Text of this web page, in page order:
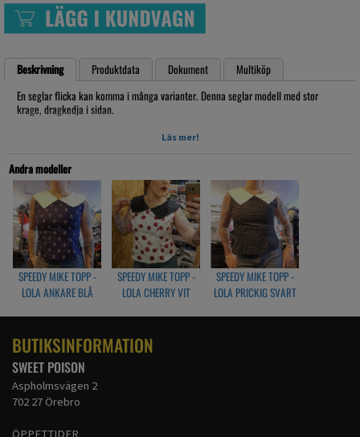
Beskrivning Produktdata Dokument
Multiköp
En seglar flicka kan komma i många varianter. Denna seglar modell med stor
krage, dragkedja i sidan.
40 grader tvätt
Ej Torktumlas
Läs mer!
Andra modeller
SPEEDY MIKE TOPP -
LOLA ANKARE BLÅ
SPEEDY MIKE TOPP -
LOLA CHERRY VIT
SPEEDY MIKE TOPP -
LOLA PRICKIG SVART
BUTIKSINFORMATION
SWEET POISON
Aspholmsvägen 2
702 27 Örebro
ÖPPETTIDER